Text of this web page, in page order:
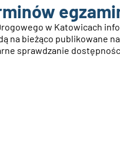
w Katowicach
na bieżąco publikowane
sprawdzanie